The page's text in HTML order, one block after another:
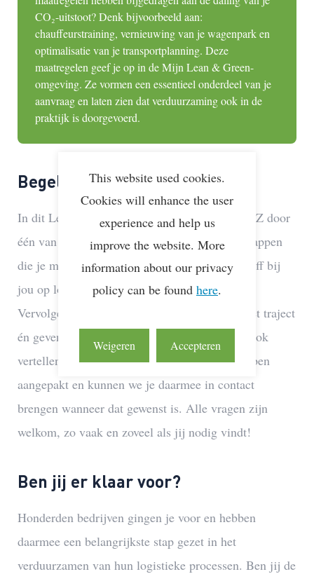
CO₂-uitstoot? Denk bijvoorbeeld aan:
chauffeurstraining, vernieuwing van je wagenpark en
optimalisatie van je transportplanning. Deze
maatregelen geef je op in deMijn Lean & Green-
omgeving. Ze vormen een essentieel onderdeel van je
aanvraag en laten zien dat verduurzaming ook in de
praktijk is doorgevoerd.
Begeleiding door Lean & Green
In dit Lean & Green traject wordt je van A tot Z door
één van de projectmanagers begeleid in alle stappen
die je moet nemen. Dat begint met een Kick-Off bij
jou op locatie met de betrokken medewerkers.
Vervolgens helpen we je stap voor stap door het traject
én geven we je tips om je data te verbeteren. Ook
vertellen we je hoe andere deelnemers het hebben
aangepakt en kunnen we je daarmee in contact
brengen wanneer dat gewenst is. Alle vragen zijn
welkom, zo vaak en zoveel als jij nodig vindt!
Ben jij er klaar voor?
Honderden bedrijven gingen je voor en hebben
daarmee een belangrijkste stap gezet in het
verduurzamen van hun logistieke processen. Ben jij de
This website used cookies.
Cookies will enhance the user
experience and help us
improve the website. More
information about our privacy
policy can be found here.
Weigeren Accepteren